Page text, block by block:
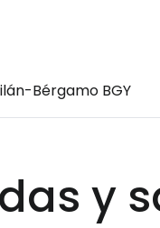
Bérgamo BGY
y